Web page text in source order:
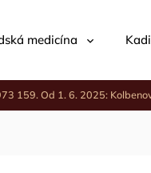
medicína
159. Od 1. 6. 2025: